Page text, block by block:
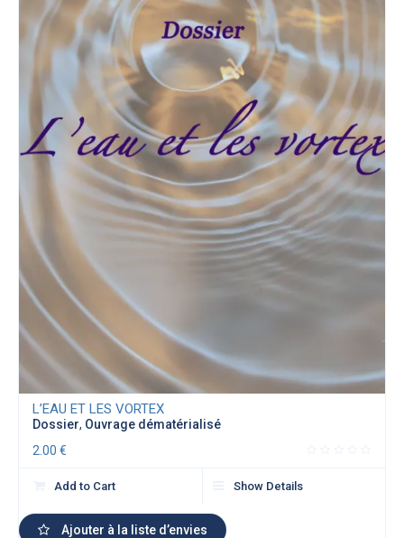
L’EAU ET LES VORTEX
Dossier, Ouvrage dématérialisé
2.00€
Add to Cart Show Details
Ajouter à la liste d’envies